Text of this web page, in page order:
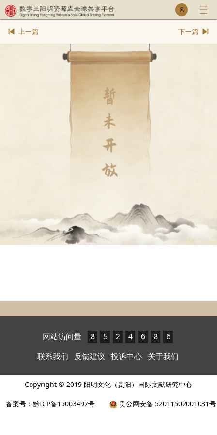
乐童库
专家库
网站访问量 8 5 2 4 6 8
6
联系我们
反馈建议 投诉中心 关于我们
Copyright © 2019 阳明文化（贵阳）国际文献研究中心
备案号：黔ICP备19003497号 贵公网安备 52011502001031号